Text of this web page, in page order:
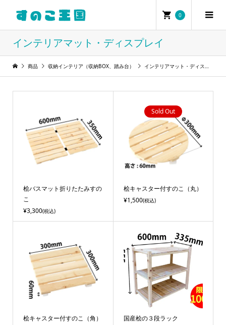
0
インテリアマット・ディスプレイ
商品 収納インテリア（収納BOX、踏み台） インテリアマット・ディスプレイ
桧バスマット折りたたみすの
こ
¥3,300(税込)
Sold Out
桧キャスター付すのこ（丸）
¥1,500(税込)
桧キャスター付すのこ（角）
国産桧の３段ラック